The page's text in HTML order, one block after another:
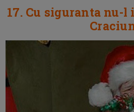
17. Cu siguranta nu-l